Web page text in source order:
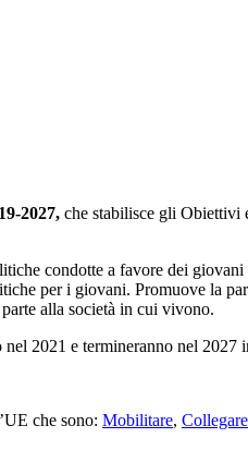
2027, che stabilisce gli Obiettivi
condotte a favore dei
per i giovani. Promuove la
alla società in cui vivono.
2021 e termineranno nel
che sono: Mobilitare, Collegare